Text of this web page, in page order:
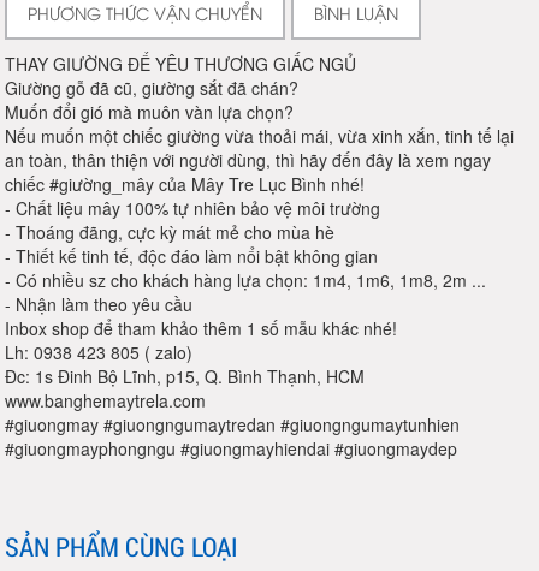
PHƯƠNG THỨC VẬN CHUYỂN BÌNH LUẬN
THAY GIƯỜNG ĐỂ YÊU THƯƠNG GIẤC NGỦ
Giường gỗ đã cũ, giường sắt đã chán?
Muốn đổi gió mà muôn vàn lựa chọn?
Nếu muốn một chiếc giường vừa thoải mái, vừa xinh xắn, tinh tế lại
an toàn, thân thiện với người dùng, thì hãy đến đây là xem ngay
chiếc #giường_mây của Mây Tre Lục Bình nhé!
- Chất liệu mây 100% tự nhiên bảo vệ môi trường
- Thoáng đãng, cực kỳ mát mẻ cho mùa hè
- Thiết kế tinh tế, độc đáo làm nổi bật không gian
- Có nhiều sz cho khách hàng lựa chọn: 1m4, 1m6, 1m8, 2m ...
- Nhận làm theo yêu cầu
Inbox shop để tham khảo thêm 1 số mẫu khác nhé!
Lh: 0938 423 805 ( zalo)
Đc: 1s Đinh Bộ Lĩnh, p15, Q. Bình Thạnh, HCM
www.banghemaytrela.com
#giuongmay #giuongngumaytredan #giuongngumaytunhien
#giuongmayphongngu #giuongmayhiendai #giuongmaydep
SẢN PHẨM CÙNG LOẠI